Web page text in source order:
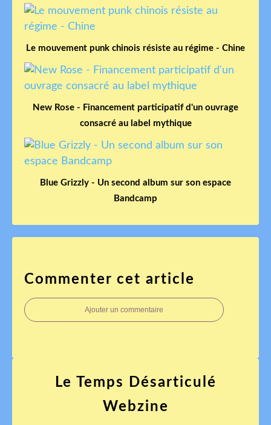
Le mouvement punk chinois résiste au régime - Chine
New Rose - Financement participatif d'un ouvrage
consacré au label mythique
Blue Grizzly - Un second album sur son espace
Bandcamp
Commenter cet article
Ajouter un commentaire
Le Temps Désarticulé
Webzine